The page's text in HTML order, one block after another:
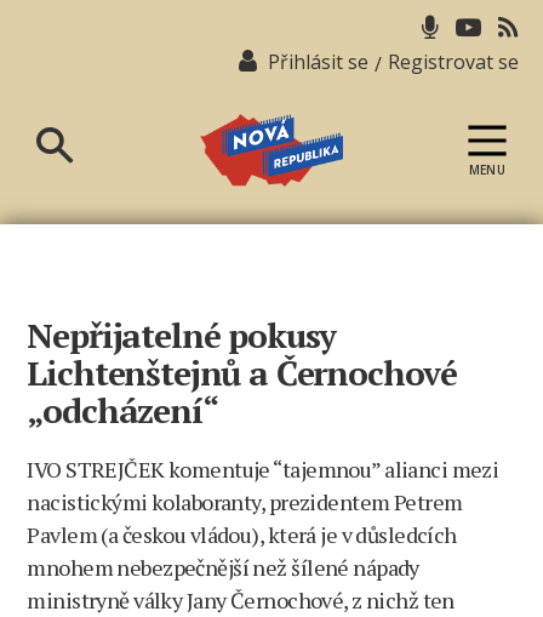
Přihlásit se / Registrovat se
republika
MENU
Nepřijatelné pokusy
Lichtenštejnů a Černochové
„odcházení“
IVO STREJČEK komentuje “tajemnou” alianci mezi
nacistickými kolaboranty, prezidentem Petrem
Pavlem (a českou vládou), která je v důsledcích
mnohem nebezpečnější než šílené nápady
ministryně války Jany Černochové, z nichž ten